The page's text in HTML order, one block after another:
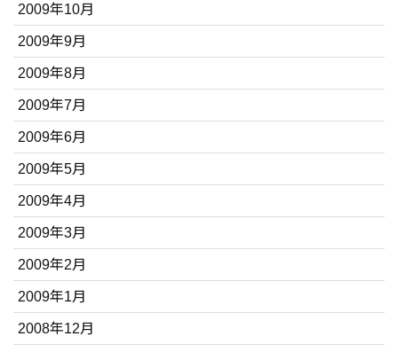
2009年10月
2009年9月
2009年8月
2009年7月
2009年6月
2009年5月
2009年4月
2009年3月
2009年2月
2009年1月
2008年12月